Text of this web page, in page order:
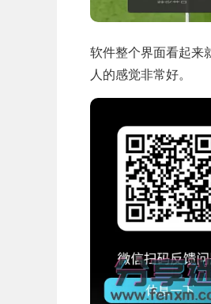
软件整个界面看起来
人的感觉非常好。